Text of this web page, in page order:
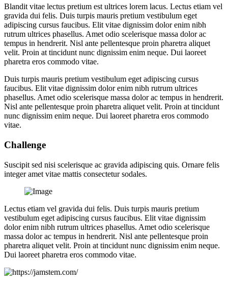
Blandit vitae lectus pretium est ultrices lorem lacus. Lectus etiam vel
gravida dui felis. Duis turpis mauris pretium vestibulum eget
adipiscing cursus faucibus. Elit vitae dignissim dolor enim nibh
rutrum ultrices phasellus. Amet odio scelerisque massa dolor ac
tempus in hendrerit. Nisl ante pellentesque proin pharetra aliquet
velit. Proin at tincidunt nunc dignissim enim neque. Dui laoreet
pharetra eros commodo vitae.
Duis turpis mauris pretium vestibulum eget adipiscing cursus
faucibus. Elit vitae dignissim dolor enim nibh rutrum ultrices
phasellus. Amet odio scelerisque massa dolor ac tempus in hendrerit.
Nisl ante pellentesque proin pharetra aliquet velit. Proin at tincidunt
nunc dignissim enim neque. Dui laoreet pharetra eros commodo
vitae.
Challenge
Suscipit sed nisi scelerisque ac gravida adipiscing quis. Ornare felis
integer amet vitae mattis consectetur sodales.
Lectus etiam vel gravida dui felis. Duis turpis mauris pretium
vestibulum eget adipiscing cursus faucibus. Elit vitae dignissim
dolor enim nibh rutrum ultrices phasellus. Amet odio scelerisque
massa dolor ac tempus in hendrerit. Nisl ante pellentesque proin
pharetra aliquet velit. Proin at tincidunt nunc dignissim enim neque.
Dui laoreet pharetra eros commodo vitae.